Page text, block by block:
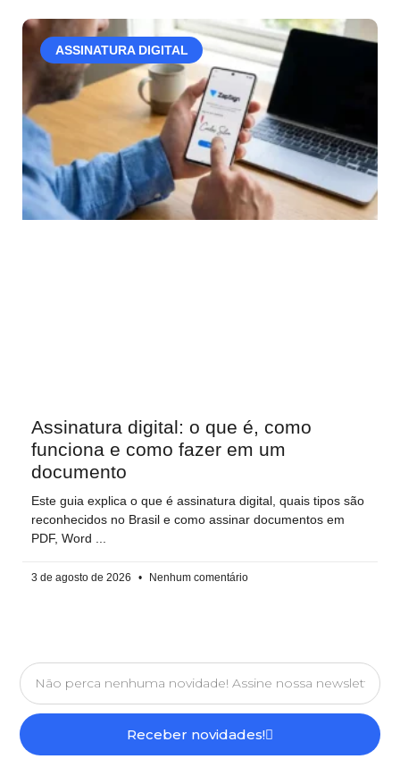
ASSINATURA DIGITAL
Assinatura digital: o que é, como
funciona e como fazer em um
documento
Este guia explica o que é assinatura digital, quais tipos são
reconhecidos no Brasil e como assinar documentos em
PDF, Word
3 de agosto de 2026 Nenhum comentário
Receber novidades!